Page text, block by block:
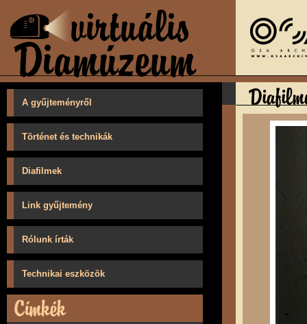
A gyűjteményről
Történet és technikák
Diafilmek
Link gyűjtemény
Rólunk írták
Technikai eszközök